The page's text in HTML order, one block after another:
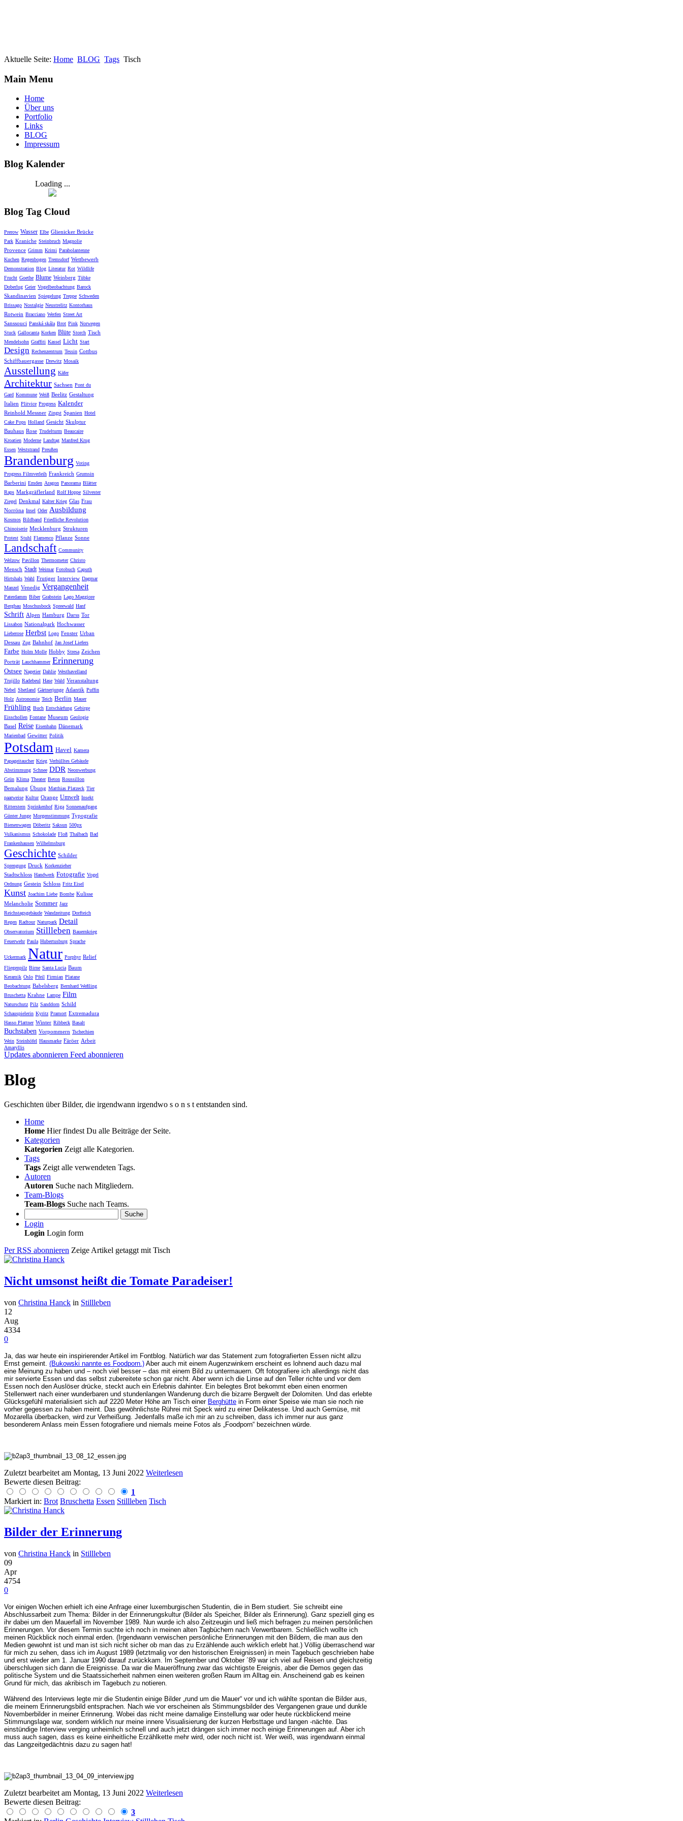
Aktuelle Seite: Home BLOG Tags Tisch
Main Menu
Home
Über uns
Portfolio
Links
BLOG
Impressum
Blog Kalender
Loading ...
Blog Tag Cloud
Prerow Wasser Elbe Glienicker Brücke
Park Kraniche Steinbruch Magnolie
Provence Grimm Krimi Parabolantenne
Kuchen Regenbogen Tremsdorf Wettbewerb
Demonstration Blog Literatur Rot Wildlife
Frucht Goethe Blume Weinberg Tübke
Doberlug Geier Vogelbeobachtung Barock
Skandinavien Spiegelung Treppe Schweden
Brissago Nostalgie Neustrelitz Kontorhaus
Rotwein Bracciano Werfen Street Art
Sanssouci Panská skála Brot Pink Norwegen
Stuck Gallocanta Korken Blüte Storch Tisch
Mendelsohn Graffiti Kassel Licht Start
Design Rechenzentrum Tessin Cottbus
Schiffbauergasse Drewitz Mosaik
Ausstellung Käfer
Architektur Sachsen Pont du
Gard Kommune Weiß Beelitz Gestaltung
Italien Plitvice Progress Kalender
Reinhold Messner Zingst Spanien Hotel
Cake Pops Holland Gesicht Skulptur
Bauhaus Rose Trudelturm Beaucaire
Kroatien Moderne Landtag Manfred Krug
Essen Weststrand Preußen
Brandenburg Voting
Progress Filmverleih Frankreich Grumsin
Barberini Emden Aragon Panorama Blätter
Raps Markgräflerland Rolf Hoppe Silvester
Ziegel Denkmal Kalter Krieg Glas Frau
Norröna Insel Oder Ausbildung
Kosmos Bildband Friedliche Revolution
Chinoiserie Mecklenburg Strukturen
Protest Stuhl Flamenco Pflanze Sonne
Landschaft Community
Welzow Pavillon Thermometer Christo
Mensch Stadt Weimar Fotobuch Caputh
Hirtshals Wahl Frutiger Interview Dagmar
Manzel Venedig Vergangenheit
Paterdamm Biber Grabstein Lago Maggiore
Bergbau Moschusbock Spreewald Hanf
Schrift Alpen Hamburg Darss Tor
Lissabon Nationalpark Hochwasser
Lieberose Herbst Logo Fenster Urban
Dessau Zug Bahnhof Jan Josef Liefers
Farbe Holm Molle Hobby Stresa Zeichen
Porträt Lauchhammer Erinnerung
Ostsee Nagetier Dahlie Westhavelland
Trujillo Radebeul Hase Wald Veranstaltung
Nebel Shetland Gärtnerjunge Atlantik Puffin
Holz Astronomie Teich Berlin Mauer
Frühling Buch Entschärfung Gebirge
Eisschollen Fontane Museum Geologie
Basel Reise Eisenbahn Dänemark
Marienbad Gewitter Politik
Potsdam Havel Kamera
Papageitaucher Krieg Verhülltes Gebäude
Abstimmung Schnee DDR Neonwerbung
Grün Klima Theater Beton Roussillon
Bemalung Übung Matthias Platzeck Tier
paarweise Kultur Orange Umwelt Insekt
Ritterstern Sprinkenhof Riga Sonnenaufgang
Günter Junge Morgenstimmung Typografie
Bienenwagen Döberitz Saksun 500px
Vulkanismus Schokolade Floß Thalbach Bad
Frankenhausen Wilhelmsburg
Geschichte Schilder
Sprengung Druck Korkenzieher
Stadtschloss Handwerk Fotografie Vogel
Ordnung Gestein Schloss Fritz Eisel
Kunst Joachim Liebe Bombe Kulisse
Melancholie Sommer Jazz
Reichstagsgebäude Wandzeitung Dorfteich
Regen Radtour Naturpark Detail
Observatorium Stillleben Bauernkrieg
Feuerwehr Paula Hubertusburg Sprache
Uckermark Natur Porphyr Relief
Fliegenpilz Birne Santa Lucia Baum
Keramik Oslo Pfeil Firmian Platane
Beobachtung Babelsberg Bernhard Weßling
Bruschetta Krahne Lampe Film
Naturschutz Pilz Sanddorn Schild
Schauspielerin Kyritz Pramort Extremadura
Hasso Plattner Winter Ribbeck Basalt
Buchstaben Vorpommern Tschechien
Wein Steinhöfel Hausmarke Färöer Arbeit
Amaryllis
Updates abonnieren Feed abonnieren
Blog
Geschichten über Bilder, die irgendwann irgendwo s o n s t entstanden sind.
Home
Home Hier findest Du alle Beiträge der Seite.
Kategorien
Kategorien Zeigt alle Kategorien.
Tags
Tags Zeigt alle verwendeten Tags.
Autoren
Autoren Suche nach Mitgliedern.
Team-Blogs
Team-Blogs Suche nach Teams.
Suche
Login
Login Login form
Per RSS abonnieren Zeige Artikel getaggt mit Tisch
Nicht umsonst heißt die Tomate Paradeiser!
von Christina Hanck in Stillleben
12
Aug
4334
0
Ja, das war heute ein inspirierender Artikel im Fontblog. Natürlich war das Statement zum fotografierten Essen nicht allzu
Ernst gemeint. (Bukowski nannte es Foodporn.) Aber auch mit einem Augenzwinkern erscheint es lohnend auch dazu mal
eine Meinung zu haben und – noch viel besser – das mit einem Bild zu untermauern. Oft fotografiere ich allerdings nicht das
mir servierte Essen und das selbst zubereitete schon gar nicht. Aber wenn ich die Linse auf den Teller richte und vor dem
Essen noch den Auslöser drücke, steckt auch ein Erlebnis dahinter. Ein belegtes Brot bekommt eben einen enormen
Stellenwert nach einer wunderbaren und stundenlangen Wanderung durch die bizarre Bergwelt der Dolomiten. Und das erlebte
Glücksgefühl materialisiert sich auf 2220 Meter Höhe am Tisch einer Berghütte in Form einer Speise wie man sie noch nie
vorher gegessen zu haben meint. Das gewöhnlichste Rührei mit Speck wird zu einer Delikatesse. Und auch Gemüse, mit
Mozarella überbacken, wird zur Verheißung. Jedenfalls maße ich mir an zu schreiben, dass ich immer nur aus ganz
besonderem Anlass mein Essen fotografiere und niemals meine Fotos als „Foodporn“ bezeichnen würde.
Zuletzt bearbeitet am Montag, 13 Juni 2022 Weiterlesen
Bewerte diesen Beitrag:
1
Markiert in: Brot Bruschetta Essen Stillleben Tisch
Bilder der Erinnerung
von Christina Hanck in Stillleben
09
Apr
4754
0
Vor einigen Wochen erhielt ich eine Anfrage einer luxemburgischen Studentin, die in Bern studiert. Sie schreibt eine
Abschlussarbeit zum Thema: Bilder in der Erinnerungskultur (Bilder als Speicher, Bilder als Erinnerung). Ganz speziell ging es
ihr dabei um den Mauerfall im November 1989. Nun wurde ich also Zeitzeugin und ließ mich befragen zu meinen persönlichen
Erinnerungen. Vor diesem Termin suchte ich noch in meinen alten Tagbüchern nach Verwertbarem. Schließlich wollte ich
meinen Rückblick noch einmal erden. (Irgendwann verwischen persönliche Erinnerungen mit den Bildern, die man aus den
Medien gewohnt ist und man ist sich nicht sicher ob man das zu Erzählende auch wirklich erlebt hat.) Völlig überraschend war
für mich zu sehen, dass ich im August 1989 (letztmalig vor den historischen Ereignissen) in mein Tagebuch geschrieben habe
und erst wieder am 1. Januar 1990 darauf zurückkam. Im September und Oktober ´89 war ich viel auf Reisen und gleichzeitig
überschlugen sich dann die Ereignisse. Da war die Maueröffnung zwar das wichtigste Ereignis, aber die Demos gegen das
politische System und die Staatssicherheit nahmen einen weiteren großen Raum im Alltag ein. Anscheinend gab es keinen
Grund für mich, das akribisch im Tagebuch zu notieren.
Während des Interviews legte mir die Studentin einige Bilder „rund um die Mauer“ vor und ich wählte spontan die Bilder aus,
die meinem Erinnerungsbild entsprachen. Nach wie vor erscheinen als Stimmungsbilder des Vergangenen graue und dunkle
Novemberbilder in meiner Erinnerung. Wobei das nicht meine damalige Einstellung war oder heute rückblickend meine
Stimmungslage war, sondern wirklich nur meine innere Visualisierung der kurzen Herbsttage und langen -nächte. Das
einstündige Interview verging unheimlich schnell und auch jetzt drängen sich immer noch einige Erinnerungen auf. Aber ich
muss auch sagen, dass es keine einheitliche Erzählkette mehr wird, oder noch nicht ist. Wer weiß, was irgendwann einmal
das Langzeitgedächtnis dazu zu sagen hat!
Zuletzt bearbeitet am Montag, 13 Juni 2022 Weiterlesen
Bewerte diesen Beitrag:
3